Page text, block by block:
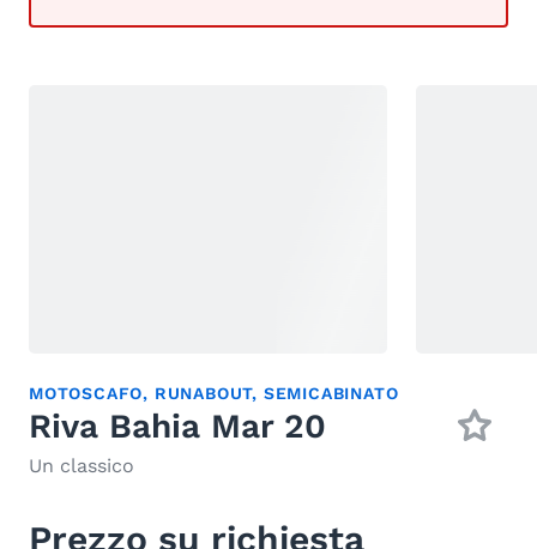
MOTOSCAFO, RUNABOUT, SEMICABINATO
Riva Bahia Mar 20
Un classico
Prezzo su richiesta